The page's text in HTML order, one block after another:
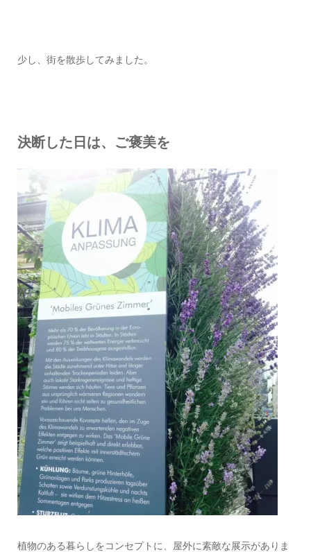
少し、街を散歩してみました。
決断した日は、ご褒美を
植物のある暮らしをコンセプトに、屋外に素敵な展示がありま